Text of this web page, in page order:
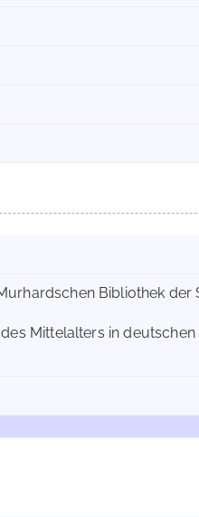
Bibliothek der
Mittelalters in